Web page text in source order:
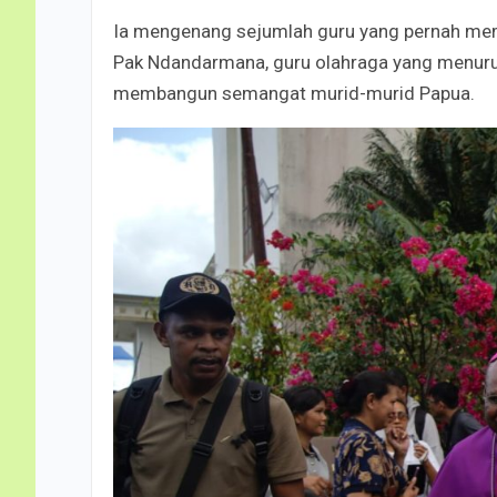
Ia mengenang sejumlah guru yang pernah
Pak Ndandarmana, guru olahraga yang
membangun semangat murid-murid Papua.